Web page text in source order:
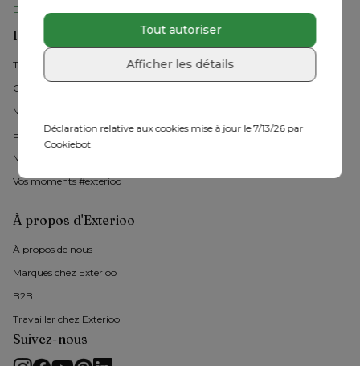
Tout autoriser
Afficher les détails
Déclaration relative aux cookies mise à jour le 7/13/26 par
Cookiebot
Découvrez tous les showrooms
Inspiration
Tendances de jardin
Comment choisir ?
Materieaux
Entretien
Moments à l'exterieur
Vos moments #exterioo
À propos d'Exterioo
À propos de nous
Marques chez Exterioo
B2B
Travailler chez Exterioo
Suivez-nous